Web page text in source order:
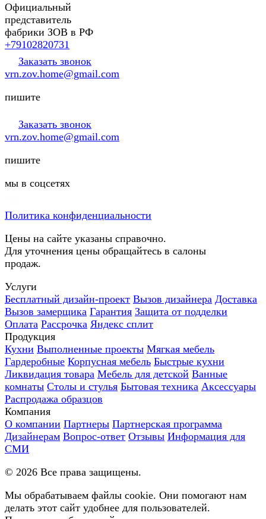
Официальный
представитель
фабрики ЗОВ в РФ
+79102820731
Заказать звонок
vrn.zov.home@gmail.com
пишите
Заказать звонок
vrn.zov.home@gmail.com
пишите
мы в соцсетях
Политика конфиденциальности
Цены на сайте указаны справочно.
Для уточнения цены обращайтесь в салоны
продаж.
Услуги
Бесплатный дизайн-проект Вызов дизайнера Доставка
Вызов замерщика Гарантия Защита от подделки
Оплата Рассрочка Яндекс сплит
Продукция
Кухни Выполненные проекты Мягкая мебель
Гардеробные Корпусная мебель Быстрые кухни
Ликвидация товара Мебель для детской Ванные
комнаты Столы и стулья Бытовая техника Аксессуары
Распродажа образцов
Компания
О компании Партнеры Партнерская программа
Дизайнерам Вопрос-ответ Отзывы Информация для
СМИ
© 2026 Все права защищены.
Мы обрабатываем файлы cookie. Они помогают нам
делать этот сайт удобнее для пользователей.